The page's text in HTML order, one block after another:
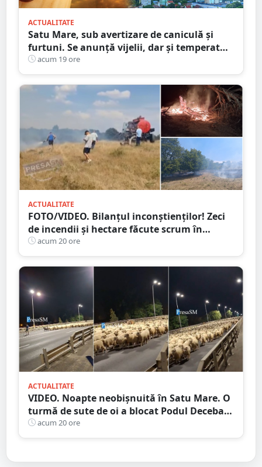
ACTUALITATE
Satu Mare, sub avertizare de caniculă și
furtuni. Se anunță vijelii, dar și temperaturi
ridicate. Avertizarea ANM
acum 19 ore
ACTUALITATE
FOTO/VIDEO. Bilanțul inconștienților! Zeci
de incendii și hectare făcute scrum în
județul Satu Mare
acum 20 ore
ACTUALITATE
VIDEO. Noapte neobișnuită în Satu Mare. O
turmă de sute de oi a blocat Podul Decebal.
Gest de apreciat al ciobanului
acum 20 ore